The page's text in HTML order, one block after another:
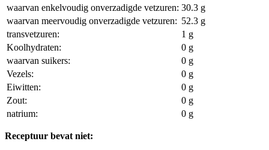
waarvan enkelvoudig onverzadigde vetzuren: 30.3 g
waarvan meervoudig onverzadigde vetzuren: 52.3 g
transvetzuren:
1 g
Koolhydraten:
0 g
waarvan suikers:
0 g
Vezels:
0 g
Eiwitten:
0 g
Zout:
0 g
natrium:
0 g
Receptuur bevat niet: